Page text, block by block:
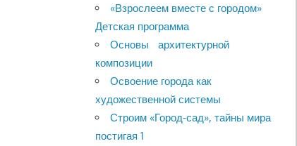
«Взрослеем вместе с городом»
Детская программа
Основы архитектурной
композиции
Освоение города как
художественной системы
Строим «Город-сад», тайны мира
постигая 1